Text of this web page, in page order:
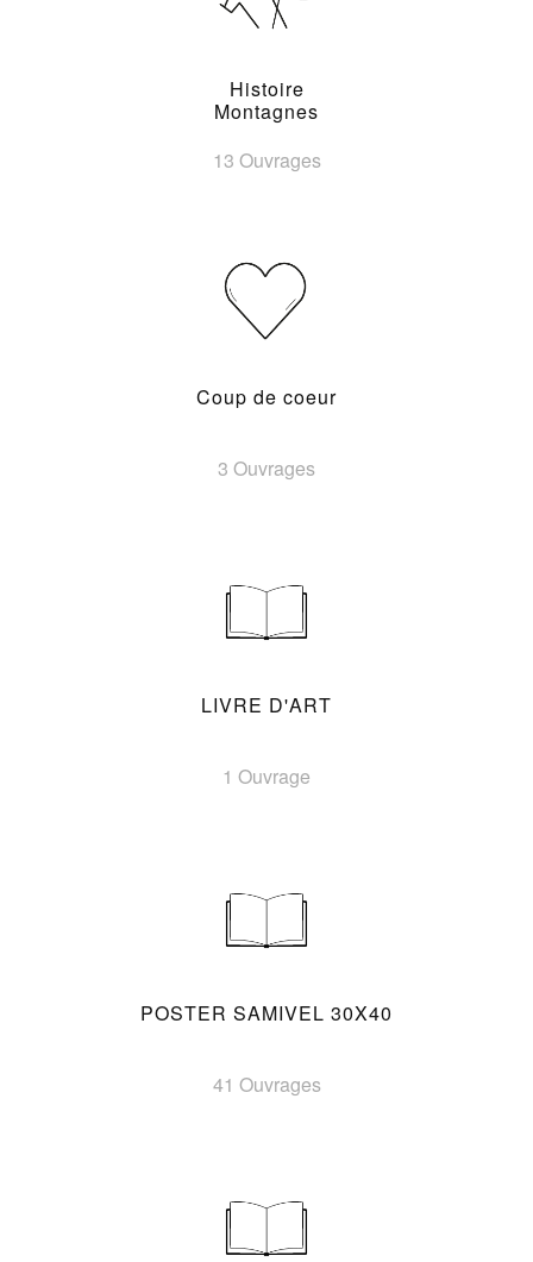
Histoire
Montagnes
13 Ouvrages
Coup de coeur
3 Ouvrages
LIVRE D'ART
1 Ouvrage
POSTER SAMIVEL 30X40
41 Ouvrages